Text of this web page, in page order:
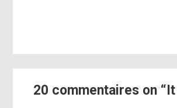
20 commentaires on “It